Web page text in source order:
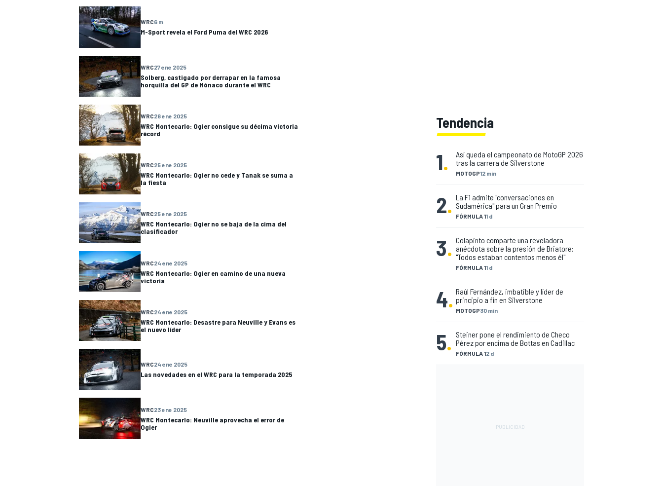
NASCAR CUP
FÓRMULA E
WRC
WRC6 m
M-Sport revela el Ford Puma del WRC 2026
WRC27 ene 2025
Solberg, castigado por derrapar en la famosa
horquilla del GP de Mónaco durante el WRC
WRC26 ene 2025
WRC Montecarlo: Ogier consigue su décima victoria
récord
WRC25 ene 2025
WRC Montecarlo: Ogier no cede y Tanak se suma a
la fiesta
WRC25 ene 2025
WRC Montecarlo: Ogier no se baja de la cima del
clasificador
WRC24 ene 2025
WRC Montecarlo: Ogier en camino de una nueva
victoria
WRC24 ene 2025
WRC Montecarlo: Desastre para Neuville y Evans es
el nuevo líder
WRC24 ene 2025
Las novedades en el WRC para la temporada 2025
WRC23 ene 2025
WRC Montecarlo: Neuville aprovecha el error de
Ogier
Tendencia
1. MOTOGP12 min
Así queda el campeonato de MotoGP 2026
tras la carrera de Silverstone
2. FÓRMULA 11 d
La F1 admite "conversaciones en
Sudamérica" para un Gran Premio
3.
FÓRMULA 11 d
Colapinto comparte una reveladora
anécdota sobre la presión de Briatore:
"Todos estaban contentos menos él"
4. MOTOGP30 min
Raúl Fernández, imbatible y líder de
principio a fin en Silverstone
5. FÓRMULA 12 d
Steiner pone el rendimiento de Checo
Pérez por encima de Bottas en Cadillac